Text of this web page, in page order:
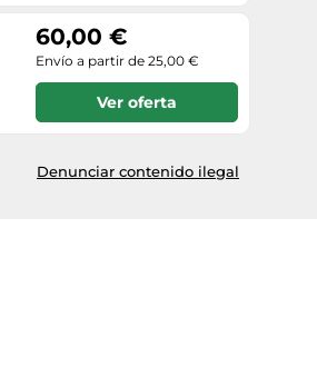
60,00 €
Envío a partir de 25,00 €
Ver oferta
Denunciar contenido ilegal